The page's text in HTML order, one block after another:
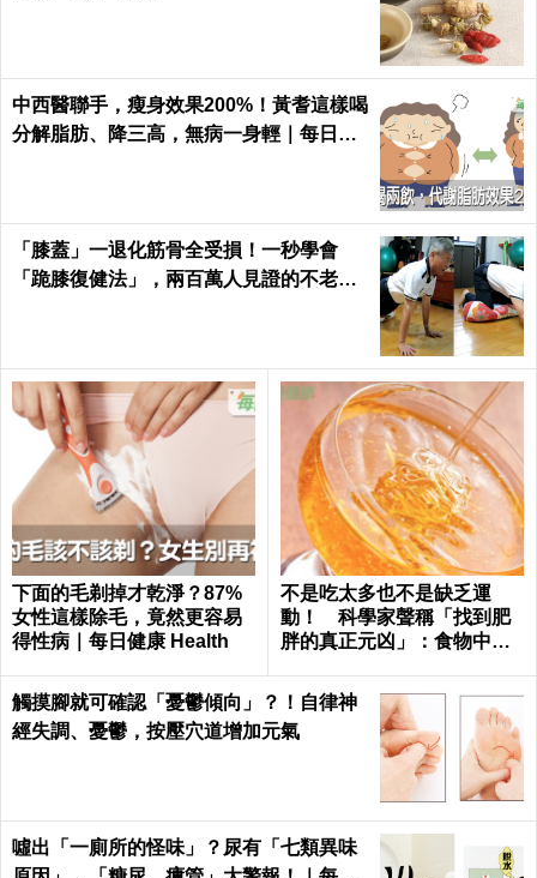
中西醫聯手，瘦身效果200%！黃耆這樣喝
分解脂肪、降三高，無病一身輕｜每日健
「膝蓋」一退化筋骨全受損！一秒學會
「跪膝復健法」，兩百萬人見證的不老伸
下面的毛剃掉才乾淨？87%
女性這樣除毛，竟然更容易
得性病｜每日健康 Health
不是吃太多也不是缺乏運
動！ 科學家聲稱「找到肥
胖的真正元凶」：食物中無
觸摸腳就可確認「憂鬱傾向」？！自律神
經失調、憂鬱，按壓穴道增加元氣
噓出「一廁所的怪味」？尿有「七類異味